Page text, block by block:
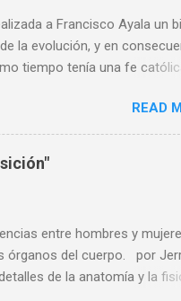
a Francisco Ayala un
la evolución, y en
tiempo tenía una fe
puede derivar del
creencias religiosas,
conclusiones se puedan
del Dr. Ayala
READ
entre hombres y
órganos del cuerpo. por
de la anatomía y la